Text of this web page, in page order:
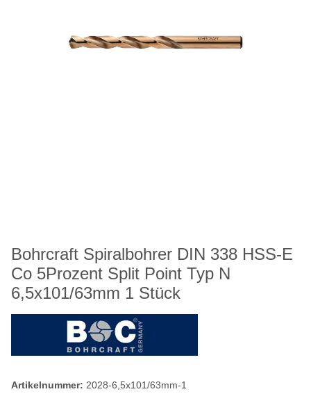
Bohrcraft Spiralbohrer DIN 338 HSS-E
Co 5Prozent Split Point Typ N
6,5x101/63mm 1 Stück
Artikelnummer: 2028-6,5x101/63mm-1